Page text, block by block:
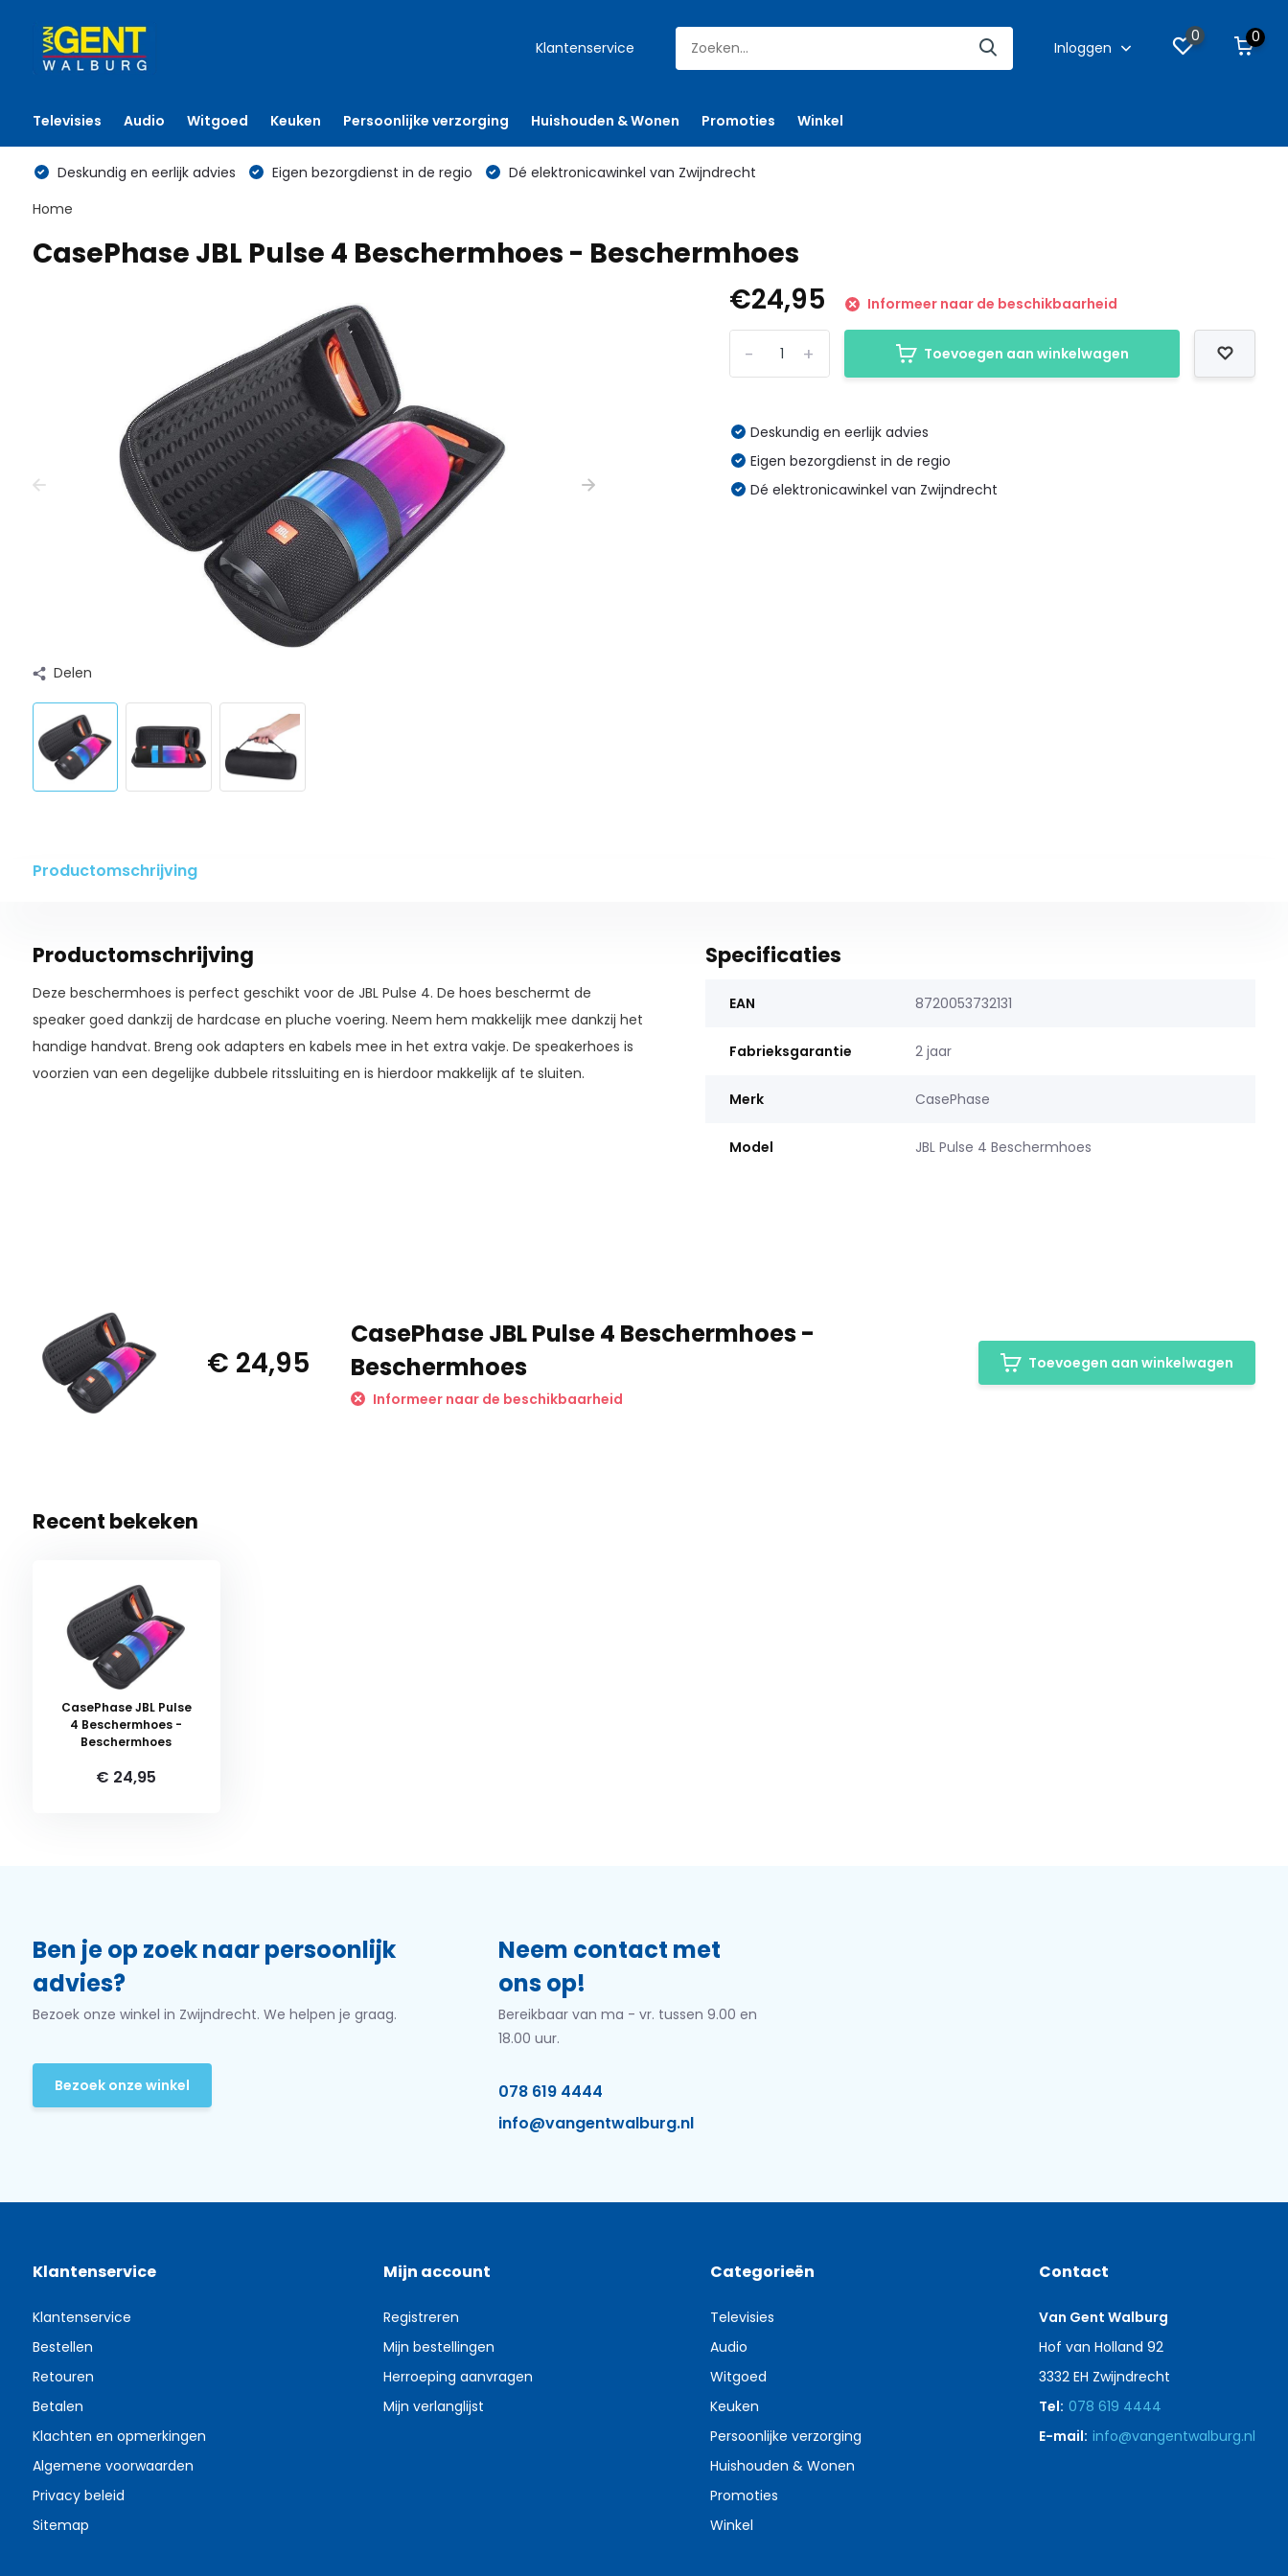
Klantenservice Inloggen
0 0
Televisies Audio Witgoed Keuken Persoonlijke verzorging Huishouden & Wonen Promoties Winkel
Deskundig en eerlijk advies Eigen bezorgdienst in de regio
Dé elektronicawinkel van Zwijndrecht
Home
CasePhase JBL Pulse 4 Beschermhoes - Beschermhoes
Delen
€24,95 Informeer naar de beschikbaarheid
+
- Toevoegen aan winkelwagen
Deskundig en eerlijk advies
Eigen bezorgdienst in de regio
Dé elektronicawinkel van Zwijndrecht
Productomschrijving
Productomschrijving
Deze beschermhoes is perfect geschikt voor de JBL Pulse 4. De hoes beschermt de
speaker goed dankzij de hardcase en pluche voering. Neem hem makkelijk mee dankzij het
handige handvat. Breng ook adapters en kabels mee in het extra vakje. De speakerhoes is
voorzien van een degelijke dubbele ritssluiting en is hierdoor makkelijk af te sluiten.
Specificaties
EAN 8720053732131
Fabrieksgarantie 2 jaar
Merk CasePhase
Model JBL Pulse 4 Beschermhoes
€ 24,95
CasePhase JBL Pulse 4 Beschermhoes -
Beschermhoes
Informeer naar de beschikbaarheid
Toevoegen aan winkelwagen
Recent bekeken
CasePhase JBL Pulse
4 Beschermhoes -
Beschermhoes
€ 24,95
Ben je op zoek naar persoonlijk
advies?
Bezoek onze winkel in Zwijndrecht. We helpen je graag.
Bezoek onze winkel
Neem contact met
ons op!
Bereikbaar van ma - vr. tussen 9.00 en
18.00 uur.
078 619 4444
info@vangentwalburg.nl
Klantenservice
Klantenservice
Bestellen
Retouren
Betalen
Klachten en opmerkingen
Algemene voorwaarden
Privacy beleid
Sitemap
Mijn account
Registreren
Mijn bestellingen
Herroeping aanvragen
Mijn verlanglijst
Categorieën
Televisies
Audio
Witgoed
Keuken
Persoonlijke verzorging
Huishouden & Wonen
Promoties
Winkel
Contact
Van Gent Walburg
Hof van Holland 92
3332 EH Zwijndrecht
Tel: 078 619 4444
E-mail: info@vangentwalburg.nl